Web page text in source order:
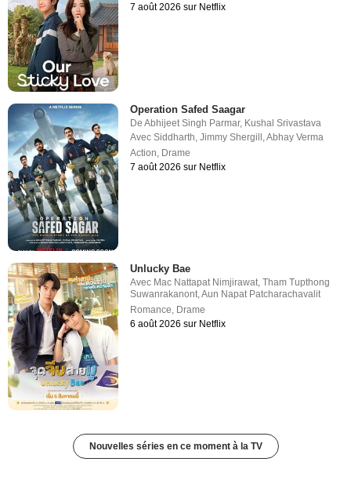
7 août 2026 sur Netflix
Operation Safed Saagar
DeAbhijeet Singh Parmar, Kushal Srivastava
AvecSiddharth ,Jimmy Shergill ,Abhay Verma
Action Drame
7 août 2026 sur Netflix
Unlucky Bae
Avec Mac Nattapat Nimjirawat,Tham Tupthong
Suwanrakanont,Aun Napat Patcharachavalit
Romance, Drame
6 août 2026 sur Netflix
Nouvelles séries en ce moment à la TV